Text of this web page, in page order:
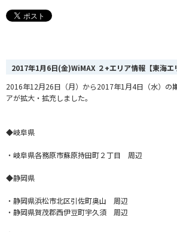
2017年1月6日(金)WiMAX ２+エリア情報【東海エ
2016年12月26日（月）から2017年1月4日（水）の
アが拡大・拡充しました。
◆岐阜県
・岐阜県各務原市蘇原持田町２丁目 周辺
◆静岡県
・静岡県浜松市北区引佐町奥山 周辺
・静岡県賀茂郡西伊豆町宇久須 周辺